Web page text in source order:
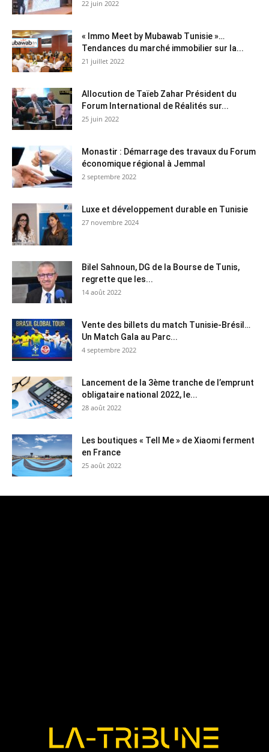
22 juin 2022
« Immo Meet by Mubawab Tunisie »…
Tendances du marché immobilier sur la...
21 juillet 2022
Allocution de Taïeb Zahar Président du
Forum International de Réalités sur...
25 juin 2022
Monastir : Démarrage des travaux du Forum
économique régional à Jemmal
2 septembre 2022
Luxe et développement durable en Tunisie
27 novembre 2024
Bilel Sahnoun, DG de la Bourse de Tunis,
regrette que les...
14 août 2022
Vente des billets du match Tunisie-Brésil…
Un Match Gala au Parc...
4 septembre 2022
Lancement de la 3ème tranche de l’emprunt
obligataire national 2022, le...
28 août 2022
Les boutiques « Tell Me » de Xiaomi ferment
en France
25 août 2022